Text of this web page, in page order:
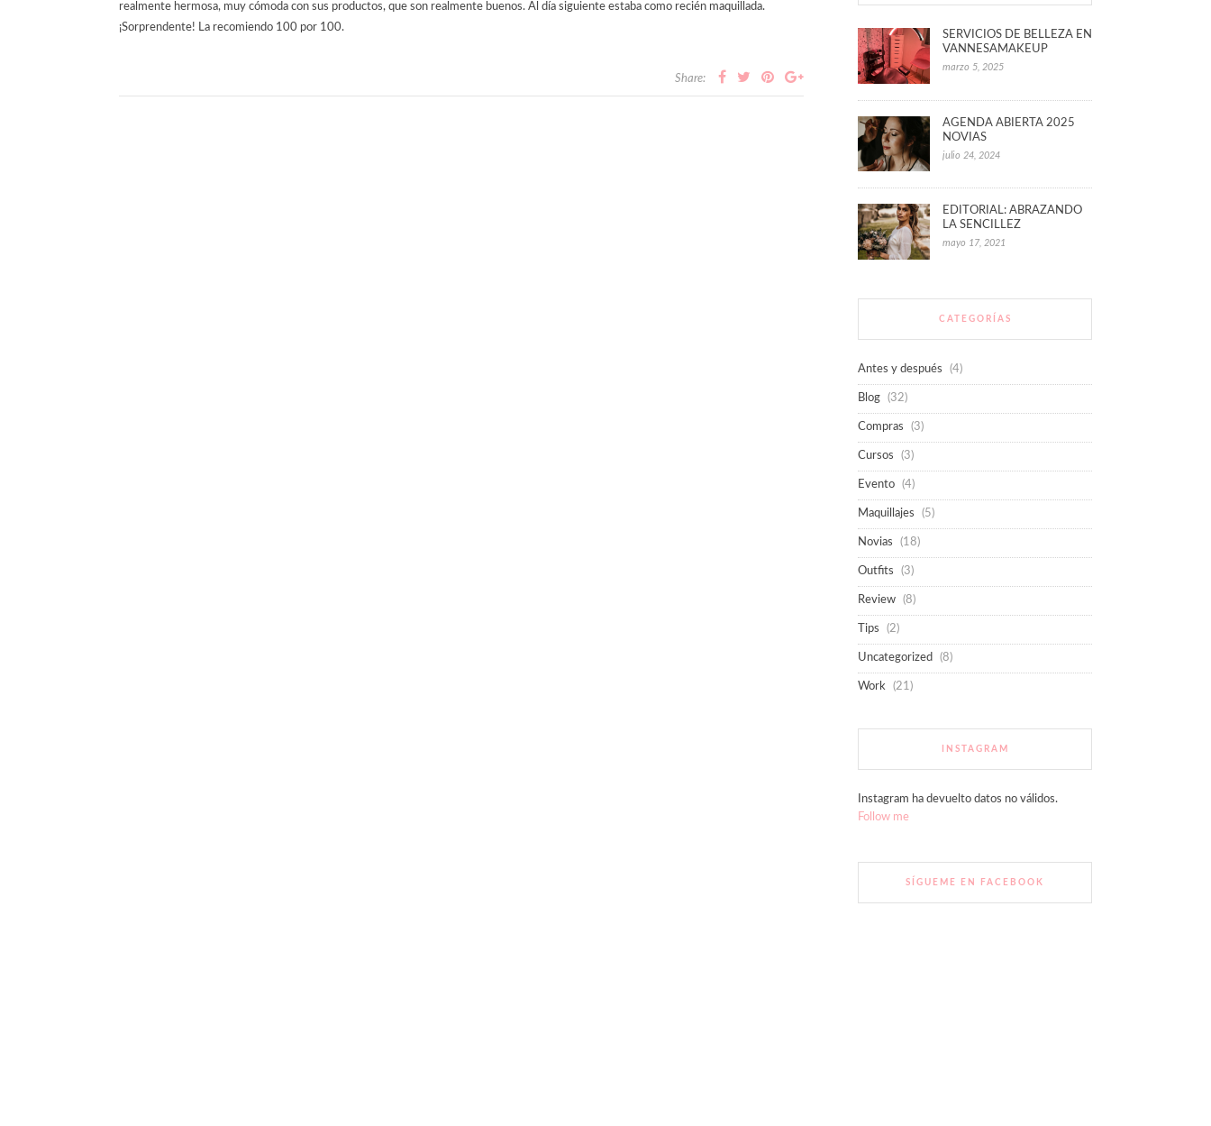
realmente hermosa, muy cómoda con sus productos, que son realmente buenos. Al día siguiente estaba como recién maquillada.
¡Sorprendente! La recomiendo 100 por 100.
Share:
SERVICIOS DE BELLEZA EN
VANNESAMAKEUP
marzo 5, 2025
AGENDA ABIERTA 2025
NOVIAS
julio 24, 2024
EDITORIAL: ABRAZANDO
LA SENCILLEZ
mayo 17, 2021
CATEGORÍAS
Antes y después (4)
Blog (32)
Compras (3)
Cursos (3)
Evento (4)
Maquillajes (5)
Novias (18)
Outfits (3)
Review (8)
Tips (2)
Uncategorized (8)
Work (21)
INSTAGRAM
Instagram ha devuelto datos no válidos.
Follow me
SÍGUEME EN FACEBOOK